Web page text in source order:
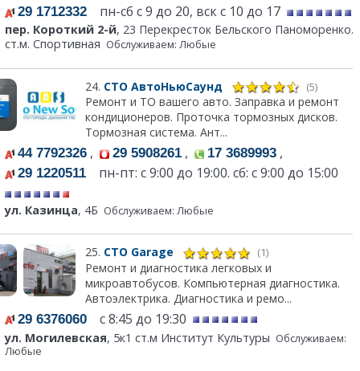
29 1712332 пн-сб с 9 до 20, вск с 10 до 17
пер. Короткий 2-й, 23 Перекресток Бельского Паноморенко.
ст.м. Спортивная Обслуживаем: Любые
24. СТО АвтоНьюСаунд (5)
Ремонт и ТО вашего авто. Заправка и ремонт
кондиционеров. Проточка тормозных дисков.
Тормозная система. Ант...
44 7792326 , 29 5908261 , 17 3689993 ,
29 1220511 пн-пт: с 9:00 до 19:00. сб: с 9:00 до 15:00
ул. Казинца, 4Б Обслуживаем: Любые
25. СТО Garage (1)
Ремонт и диагностика легковых и
микроавтобусов. Компьютерная диагностика.
Автоэлектрика. Диагностика и ремо...
29 6376060 с 8:45 до 19:30
ул. Могилевская, 5к1 ст.м Институт Культуры Обслуживаем:
Любые